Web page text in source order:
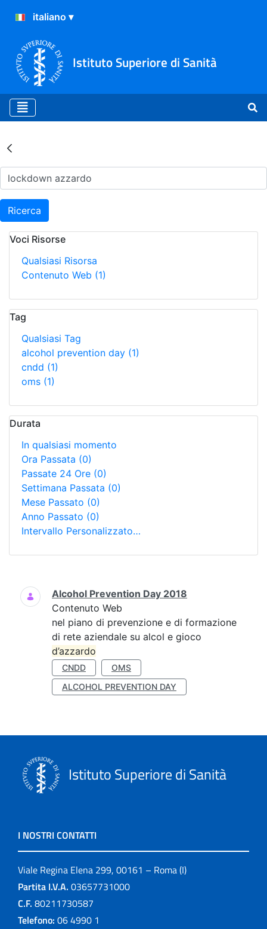
Istituto Superiore di Sanità
Risultati della Ricerca -
Ricerca
Voci Risorse
Qualsiasi Risorsa
Contenuto Web (1)
Tag
Qualsiasi Tag
alcohol prevention day (1)
cndd (1)
oms (1)
Durata
In qualsiasi momento
Ora Passata (0)
Passate 24 Ore (0)
Settimana Passata (0)
Mese Passato (0)
Anno Passato (0)
Intervallo Personalizzato…
Ricerca
Alcohol Prevention Day 2018
Contenuto Web
nel piano di prevenzione e di formazione
di rete aziendale su alcol e gioco
d’azzardo
CNDD
OMS
ALCOHOL PREVENTION DAY
Istituto Superiore di Sanità
I NOSTRI CONTATTI
Viale Regina Elena 299, 00161 – Roma (I)
Partita I.V.A. 03657731000
C.F. 80211730587
Telefono: 06 4990 1